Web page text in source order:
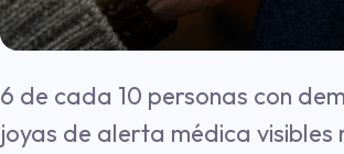
6 de cada 10 personas con
joyas de alerta médica